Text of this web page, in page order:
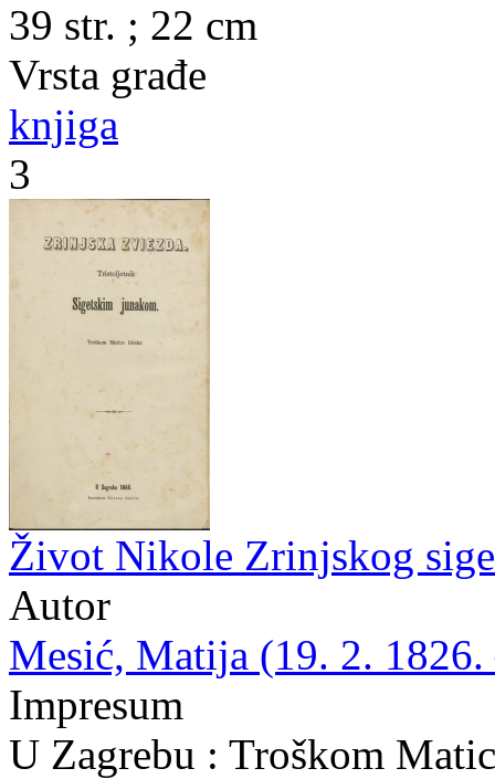
39 str. ; 22 cm
Vrsta građe
knjiga
3
Život Nikole Zrinjskog
Autor
Mesić, Matija (19. 2.
Impresum
U Zagrebu : Troškom